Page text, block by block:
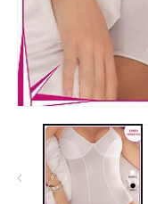
contenuti
multimediali
finestra
modale